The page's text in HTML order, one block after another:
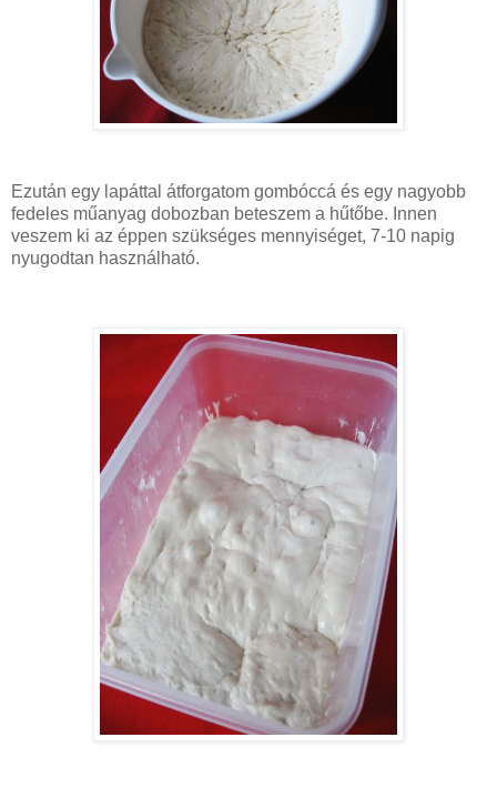
Ezután egy lapáttal átforgatom gombóccá és egy nagyobb
fedeles műanyag dobozban beteszem a hűtőbe. Innen
veszem ki az éppen szükséges mennyiséget, 7-10 napig
nyugodtan használható.